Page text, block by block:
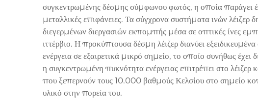
συγκεντρωμένης δέσμης σύμφωνου φωτός, η οποία παράγει
μεταλλικές επιφάνειες. Τα σύγχρονα συστήματα ινών
διεγερμένων διεργασιών εκπομπής μέσα σε οπτικές ίνες
ιττέρβιο. Η προκύπτουσα δέσμη λέιζερ διανύει
ενέργεια σε εξαιρετικά μικρό σημείο, το οποίο συνήθως
η συγκεντρωμένη πυκνότητα ενέργειας επιτρέπει στο
που ξεπερνούν τους 10.000 βαθμούς Κελσίου στο σημείο
υλικό στην πορεία του.